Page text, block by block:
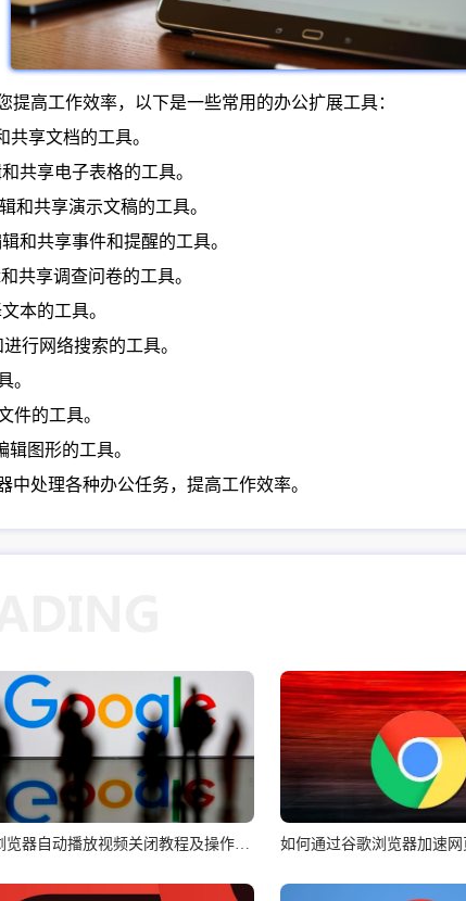
提高工作效率，以下是一些常用的办公扩展工具：
共享文档的工具。
共享电子表格的工具。
和共享演示文稿的工具。
和共享事件和提醒的工具。
共享调查问卷的工具。
本的工具。
行网络搜索的工具。
。
件的工具。
辑图形的工具。
中处理各种办公任务，提高工作效率。
谷歌浏览器自动播放视频关闭教程及操作步骤